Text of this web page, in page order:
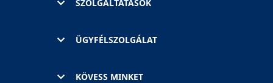
SZOLGÁLTATÁSOK
ÜGYFÉLSZOLGÁLAT
KÖVESS MINKET